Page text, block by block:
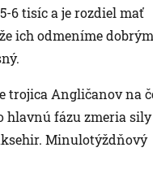
6 tisíc a je rozdiel mať
ich odmeníme dobrým
trojica Angličanov na
hlavnú fázu zmeria
Minulotýždňový